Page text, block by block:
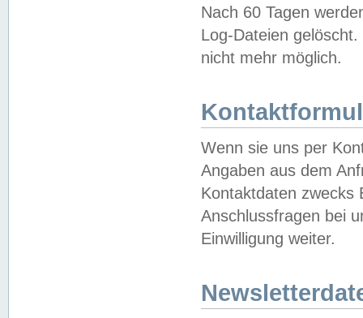
Nach 60 Tagen
Log-Dateien
nicht mehr möglich.
Wenn sie uns per
Angaben aus dem
Kontaktdaten zwecks
Anschlussfragen bei
Einwilligung weiter.